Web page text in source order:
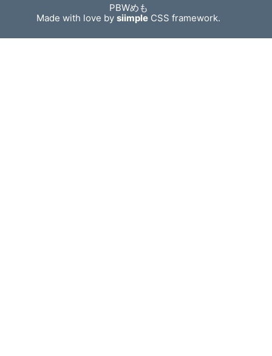
PBWめも
Made with love bysiimple CSS framework.